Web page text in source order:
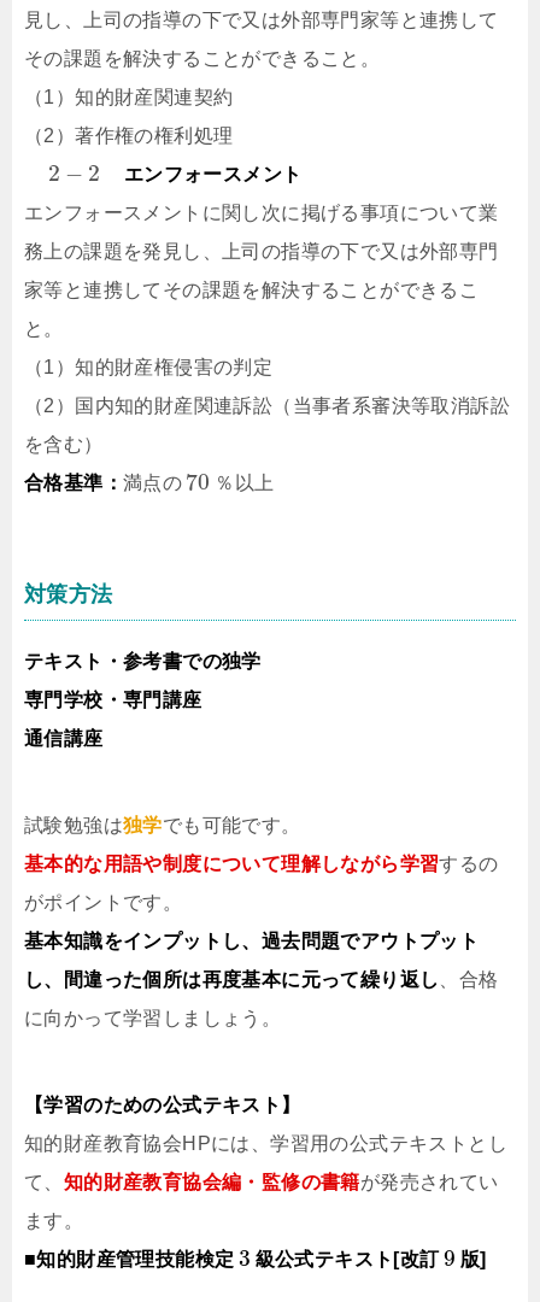
見し、上司の指導の下で又は外部専門家等と連携して
その課題を解決することができること。
（1）知的財産関連契約
（2）著作権の権利処理
2 − 2
エンフォースメント
エンフォースメントに関し次に掲げる事項について業
務上の課題を発見し、上司の指導の下で又は外部専門
家等と連携してその課題を解決することができるこ
と。
（1）知的財産権侵害の判定
（2）国内知的財産関連訴訟（当事者系審決等取消訴訟
を含む）
合格基準： 満点の 70 ％以上
対策方法
テキスト・参考書での独学
専門学校・専門講座
通信講座
試験勉強は独学でも可能です。
基本的な用語や制度について理解しながら学習するの
がポイントです。
基本知識をインプットし、過去問題でアウトプット
し、間違った個所は再度基本に元って繰り返し
、合格
に向かって学習しましょう。
【学習のための公式テキスト】
知的財産教育協会HPには、学習用の公式テキストとし
て、 知的財産教育協会編・監修の書籍が発売されてい
ます。
■知的財産管理技能検定 3 級公式テキスト[改訂9 版]